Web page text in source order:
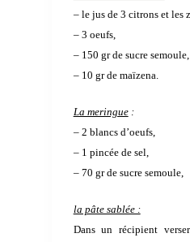
– le jus de 3 citrons et les
– 3 oeufs,
– 150 gr de sucre semoule,
– 10 gr de maïzena.
La meringue:
– 2 blancs d’oeufs,
– 1 pincée de sel,
– 70 gr de sucre semoule,
la pâte sablée :
Dans un récipient